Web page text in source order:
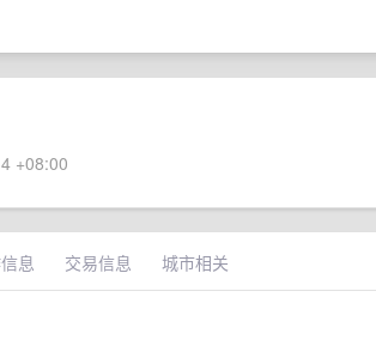
+08:00
息 交易信息 城市相关